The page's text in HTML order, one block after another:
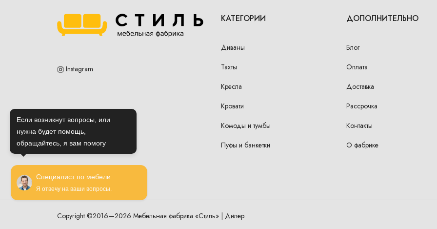
Если возникнут вопросы, или
нужна будет помощь,
обращайтесь, я вам помогу
Специалист по мебели
Я отвечу на ваши вопросы.
Instagram
КАТЕГОРИИ
Диваны
Тахты
Кресла
Кровати
Комоды и тумбы
Пуфы и банкетки
ДОПОЛНИТЕЛЬНО
Блог
Оплата
Доставка
Рассрочка
Контакты
О фабрике
Copyright ©2016—2026 Мебельная фабрика «Стиль» | Дилер